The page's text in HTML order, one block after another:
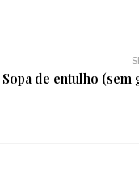
Sopa de entulho (sem